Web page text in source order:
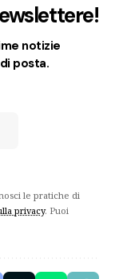
notizie
posta.
le pratiche di
privacy. Puoi